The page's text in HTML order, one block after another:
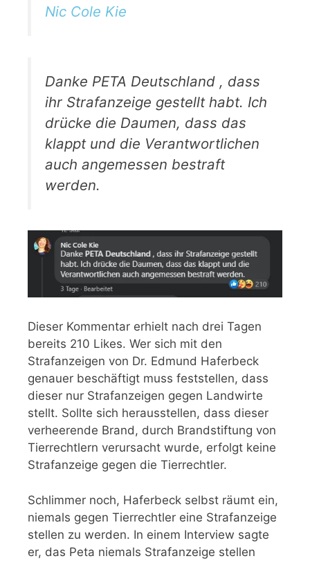
Nic Cole Kie
Danke PETA Deutschland , dass
ihr Strafanzeige gestellt habt. Ich
drücke die Daumen, dass das
klappt und die Verantwortlichen
auch angemessen bestraft
werden.
Dieser Kommentar erhielt nach drei Tagen
bereits 210 Likes. Wer sich mit den
Strafanzeigen von Dr. Edmund Haferbeck
genauer beschäftigt muss feststellen, dass
dieser nur Strafanzeigen gegen Landwirte
stellt. Sollte sich herausstellen, dass dieser
verheerende Brand, durch Brandstiftung von
Tierrechtlern verursacht wurde, erfolgt keine
Strafanzeige gegen die Tierrechtler.
Schlimmer noch, Haferbeck selbst räumt ein,
niemals gegen Tierrechtler eine Strafanzeige
stellen zu werden. In einem Interview sagte
er, das Peta niemals Strafanzeige stellen